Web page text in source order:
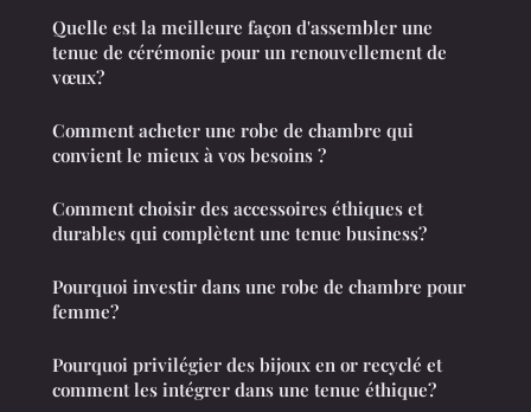
Quelle est la meilleure façon d'assembler une
tenue de cérémonie pour un renouvellement de
vœux?
Comment acheter une robe de chambre qui
convient le mieux à vos besoins ?
Comment choisir des accessoires éthiques et
durables qui complètent une tenue business?
Pourquoi investir dans une robe de chambre pour
femme?
Pourquoi privilégier des bijoux en or recyclé et
comment les intégrer dans une tenue éthique?